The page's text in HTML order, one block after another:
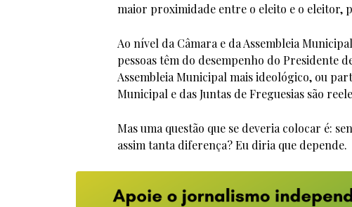
maior proximidade entre o eleito e o eleitor,
Ao nível da Câmara e da Assembleia
pessoas têm do desempenho do Presidente
Assembleia Municipal mais ideológico, ou
Municipal e das Juntas de Freguesias são
Mas uma questão que se deveria colocar é:
assim tanta diferença? Eu diria que depende.